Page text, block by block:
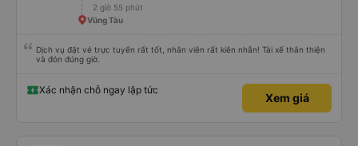
2 giờ 55 phút
Vũng Tàu
Dịch vụ đặt vé trực tuyến rất tốt, nhân viên rất kiên nhẫn! Tài xế thân thiện
và đón đúng giờ.
Xác nhận chỗ ngay lập tức
Xem giá